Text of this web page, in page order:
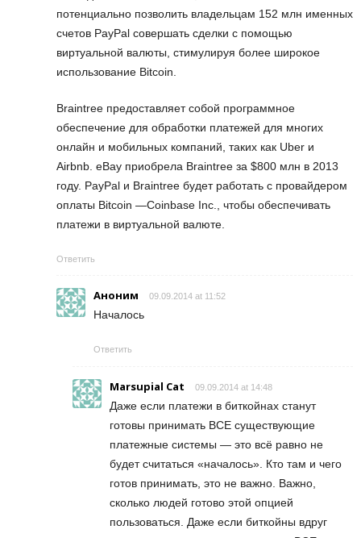
потенциально позволить владельцам 152 млн именных
счетов PayPal совершать сделки с помощью
виртуальной валюты, стимулируя более широкое
использование Bitcoin.
Braintree предоставляет собой программное
обеспечение для обработки платежей для многих
онлайн и мобильных компаний, таких как Uber и
Airbnb. eBay приобрела Braintree за $800 млн в 2013
году. PayPal и Braintree будет работать с провайдером
оплаты Bitcoin —Coinbase Inc., чтобы обеспечивать
платежи в виртуальной валюте.
Ответить
Аноним 09.09.2014 at 11:52
Началось
Ответить
Marsupial Cat 09.09.2014 at 14:48
Даже если платежи в биткойнах станут
готовы принимать ВСЕ существующие
платежные системы — это всё равно не
будет считаться «началось». Кто там и чего
готов принимать, это не важно. Важно,
сколько людей готово этой опцией
пользоваться. Даже если биткойны вдруг